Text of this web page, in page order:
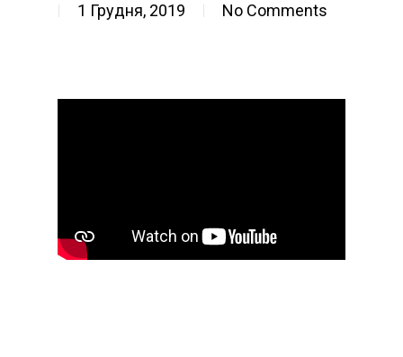
1 Грудня, 2019 No Comments